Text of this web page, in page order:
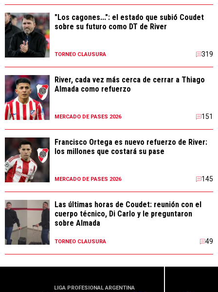
"Los cagones...": el estado que subió Coudet
sobre su futuro como DT de River
TORNEO CLAUSURA 319
River, cada vez más cerca de cerrar a Thiago
Almada como refuerzo
MERCADO DE PASES 2026 151
Francisco Ortega es nuevo refuerzo de River:
los millones que costará su pase
MERCADO DE PASES 2026 145
Las últimas horas de Coudet: reunión con el
cuerpo técnico, Di Carlo y le preguntaron
sobre Almada
TORNEO CLAUSURA 49
LIGA PROFESIONAL ARGENTINA